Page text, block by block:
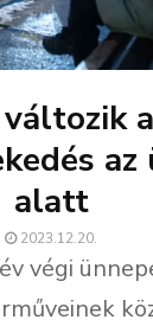
a
az
alatt
2023.12.20.
végi